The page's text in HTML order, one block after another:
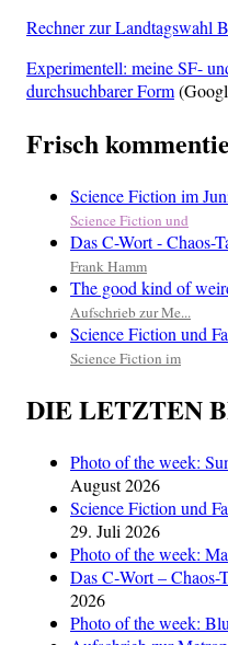
Rechner zur Landtagswahl
Experimentell: meine SF-
durchsuchbarer Form
Frisch
Science Fiction im
Science Fiction und
Das C-Wort - Chaos-
Frank Hamm
The good kind of
Aufschrieb zur Me...
Science Fiction und
Science Fiction im
DIE LETZTEN
Photo of the week:
August 2026
Science Fiction und
29. Juli 2026
Photo of the week:
Das C‑Wort –
2026
Photo of the week: